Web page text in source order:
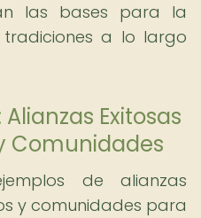
las bases para la
a lo largo
Exitosas
Comunidades
de alianzas
y comunidades para